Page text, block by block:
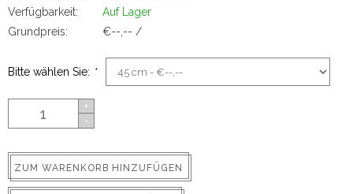
Verfügbarkeit:
Auf Lager
Grundpreis:
€--,-- /
Bitte wählen Sie: *
+
-
ZUM WARENKORB HINZUFÜGEN